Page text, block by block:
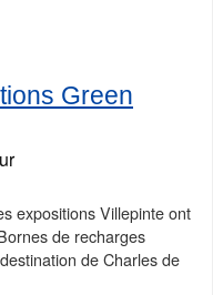
Green
expositions Villepinte ont
de recharges
de Charles de